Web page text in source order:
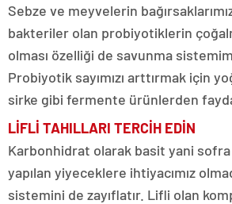
Sebze ve meyvelerin
bakteriler olan probiyotiklerin
olması özelliği de savunma
Probiyotik sayımızı arttırmak için
sirke gibi fermente ürünlerden
LİFLİ TAHILLARI TERCİH EDİN
Karbonhidrat olarak basit yani
yapılan yiyeceklere ihtiyacımız
sistemini de zayıflatır. Lifli olan